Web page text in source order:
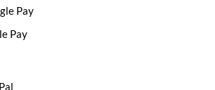
Pay
Pay